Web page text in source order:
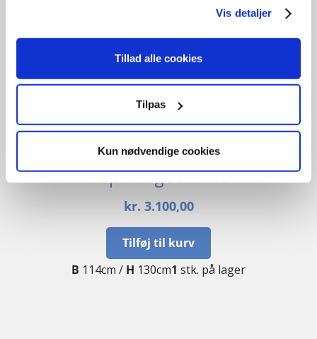
Vis detaljer
Tillad alle cookies
Tilpas
Kun nødvendige cookies
Tilføj til kurv
B200cm /H152cm2stk. på lager
Tophængt vindue
kr. 3.100,00
Tilføj til kurv
B 114cm / H 130cm1 stk. på lager